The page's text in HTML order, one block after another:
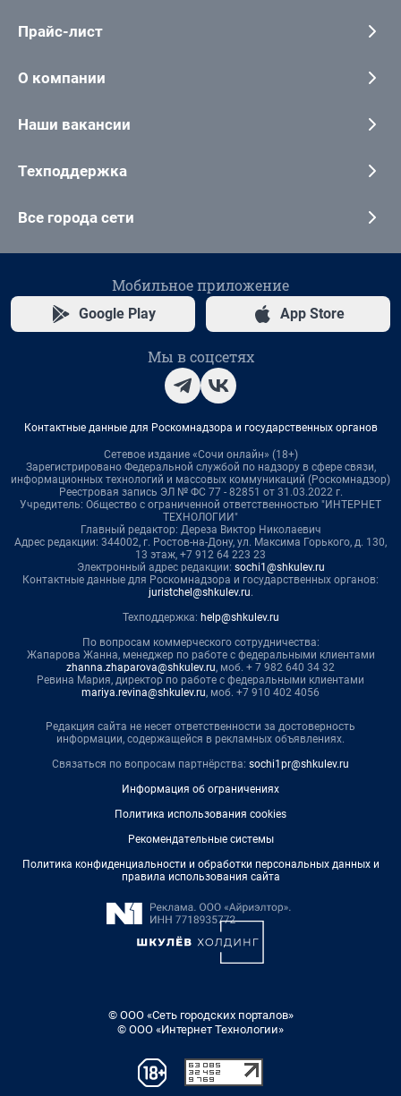
Прайс-лист
О компании
Наши вакансии
Техподдержка
Все города сети
Мобильное приложение
Google Play App Store
Мы в соцсетях
Контактные данные для Роскомнадзора и государственных органов
Сетевое издание «Сочи онлайн» (18+)
Зарегистрировано Федеральной службой по надзору в сфере связи,
информационных технологий и массовых коммуникаций (Роскомнадзор)
Реестровая запись ЭЛ № ФС 77 - 82851 от 31.03.2022 г.
Учредитель: Общество с ограниченной ответственностью "ИНТЕРНЕТ
ТЕХНОЛОГИИ"
Главный редактор: Дереза Виктор Николаевич
Адрес редакции: 344002, г. Ростов-на-Дону, ул. Максима Горького, д. 130,
13 этаж, +7 912 64 223 23
Электронный адрес редакции: sochi1@shkulev.ru
Контактные данные для Роскомнадзора и государственных органов:
juristchel@shkulev.ru.
Техподдержка: help@shkulev.ru
По вопросам коммерческого сотрудничества:
Жапарова Жанна, менеджер по работе с федеральными клиентами
zhanna.zhaparova@shkulev.ru, моб. + 7 982 640 34 32
Ревина Мария, директор по работе с федеральными клиентами
mariya.revina@shkulev.ru, моб. +7 910 402 4056
Редакция сайта не несет ответственности за достоверность
информации, содержащейся в рекламных объявлениях.
Связаться по вопросам партнёрства: sochi1pr@shkulev.ru
Информация об ограничениях
Политика использования cookies
Рекомендательные системы
Политика конфиденциальности и обработки персональных данных и
правила использования сайта
© ООО «Сеть городских порталов»
© ООО «Интернет Технологии»